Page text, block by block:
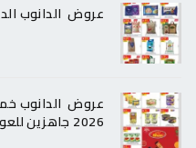
عروض الدانوب الدمام
2026 جاهزين للعودة